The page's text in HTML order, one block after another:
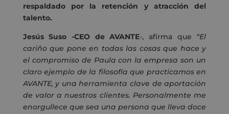
respaldado por la retención y atracción del
talento.
Jesús Suso -CEO de AVANTE-, afirma que “El
cariño que pone en todas las cosas que hace y
el compromiso de Paula con la empresa son un
claro ejemplo de la filosofía que practicamos en
AVANTE, y una herramienta clave de aportación
de valor a nuestros clientes. Personalmente me
enorgullece que sea una persona que lleva doce